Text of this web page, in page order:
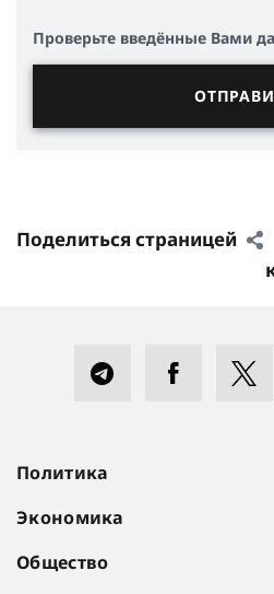
Проверьте введённые Вами
Поделиться страницей
Политика
Экономика
Общество